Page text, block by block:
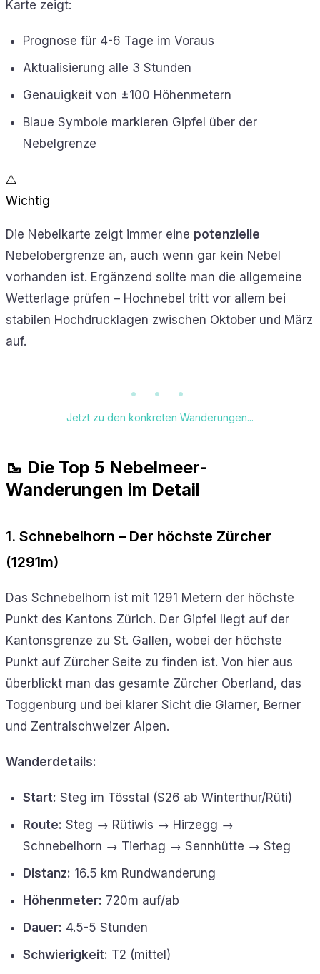
Karte zeigt:
Prognose für 4-6 Tage im Voraus
Aktualisierung alle 3 Stunden
Genauigkeit von ±100 Höhenmetern
Blaue Symbole markieren Gipfel über der
Nebelgrenze
⚠️
Wichtig
Die Nebelkarte zeigt immer eine potenzielle
Nebelobergrenze an, auch wenn gar kein Nebel
vorhanden ist. Ergänzend sollte man die allgemeine
Wetterlage prüfen – Hochnebel tritt vor allem bei
stabilen Hochdrucklagen zwischen Oktober und März
auf.
• • •
Jetzt zu den konkreten Wanderungen...
🥾 Die Top 5 Nebelmeer-
Wanderungen im Detail
1. Schnebelhorn – Der höchste Zürcher
(1291m)
Das Schnebelhorn ist mit 1291 Metern der höchste
Punkt des Kantons Zürich. Der Gipfel liegt auf der
Kantonsgrenze zu St. Gallen, wobei der höchste
Punkt auf Zürcher Seite zu finden ist. Von hier aus
überblickt man das gesamte Zürcher Oberland, das
Toggenburg und bei klarer Sicht die Glarner, Berner
und Zentralschweizer Alpen.
Wanderdetails:
Start: Steg im Tösstal (S26 ab Winterthur/Rüti)
Route: Steg → Rütiwis → Hirzegg →
Schnebelhorn → Tierhag → Sennhütte → Steg
Distanz: 16.5 km Rundwanderung
Höhenmeter: 720m auf/ab
Dauer: 4.5-5 Stunden
Schwierigkeit: T2 (mittel)